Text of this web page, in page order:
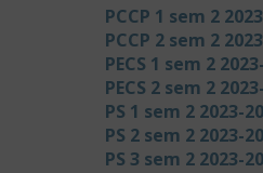
PCCP 1 sem 2
PCCP 2 sem 2
PECS 1 sem 2
PECS 2 sem 2
PS 1 sem 2 2023-
PS 2 sem 2 2023-
PS 3 sem 2 2023-